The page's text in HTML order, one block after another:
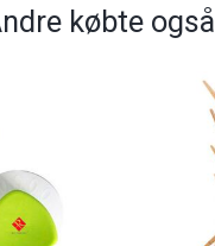
købte også